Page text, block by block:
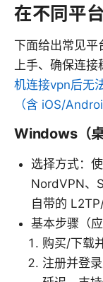
在不同平
下面给出常见平
上手、确保连接
机连接vpn后无
（含 iOS/
Windows（桌
选择方式：
NordVPN、
自带的
基本步骤（
购买/下载
注册并登